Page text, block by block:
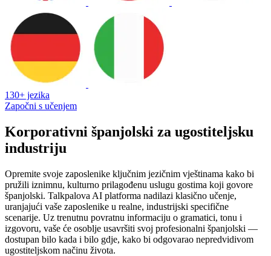
130+ jezika
Započni s učenjem
Korporativni španjolski za ugostiteljsku
industriju
Opremite svoje zaposlenike ključnim jezičnim vještinama kako bi
pružili iznimnu, kulturno prilagođenu uslugu gostima koji govore
španjolski. Talkpalova AI platforma nadilazi klasično učenje,
uranjajući vaše zaposlenike u realne, industrijski specifične
scenarije. Uz trenutnu povratnu informaciju o gramatici, tonu i
izgovoru, vaše će osoblje usavršiti svoj profesionalni španjolski —
dostupan bilo kada i bilo gdje, kako bi odgovarao nepredvidivom
ugostiteljskom načinu života.